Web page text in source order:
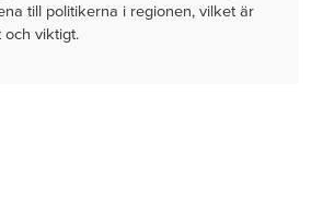
till politikerna i regionen, vilket är
och viktigt.